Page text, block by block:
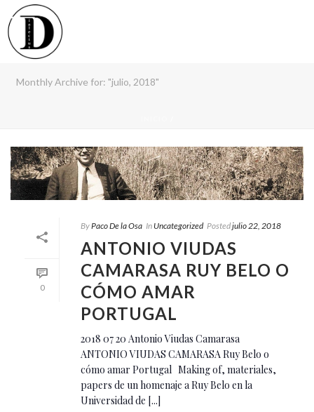
Monthly Archive for: "julio, 2018"
0
ByPaco De la Osa In Uncategorized Postedjulio 22, 2018
ANTONIO VIUDAS
CAMARASA RUY BELO O
CÓMO AMAR
PORTUGAL
2018 07 20 Antonio Viudas Camarasa
ANTONIO VIUDAS CAMARASA Ruy Belo o
cómo amar Portugal Making of, materiales,
papers de un homenaje a Ruy Belo en la
Universidad de [...]